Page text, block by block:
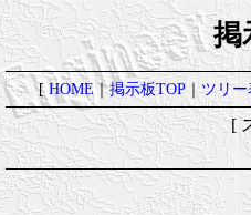
掲
[HOME｜掲示板TOP｜ツリー
[